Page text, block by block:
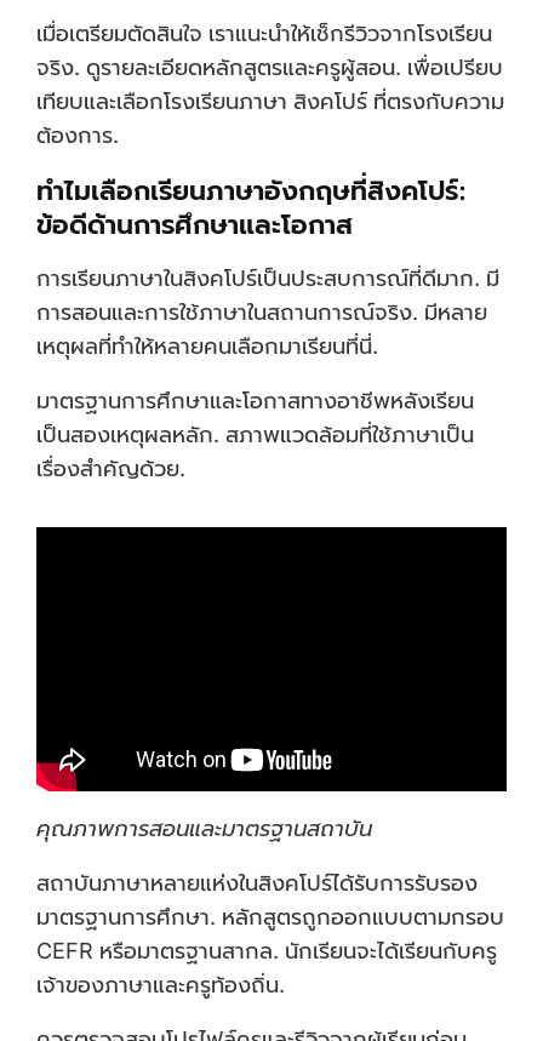
เมื่อเตรียมตัดสินใจ เราแนะนำให้เช็กรีวิวจากโรงเรียน
จริง. ดูรายละเอียดหลักสูตรและครูผู้สอน. เพื่อเปรียบ
เทียบและเลือกโรงเรียนภาษา สิงคโปร์ ที่ตรงกับความ
ต้องการ.
ทำไมเลือกเรียนภาษาอังกฤษที่สิงคโปร์:
ข้อดีด้านการศึกษาและโอกาส
การเรียนภาษาในสิงคโปร์เป็นประสบการณ์ที่ดีมาก. มี
การสอนและการใช้ภาษาในสถานการณ์จริง. มีหลาย
เหตุผลที่ทำให้หลายคนเลือกมาเรียนที่นี่.
มาตรฐานการศึกษาและโอกาสทางอาชีพหลังเรียน
เป็นสองเหตุผลหลัก. สภาพแวดล้อมที่ใช้ภาษาเป็น
เรื่องสำคัญด้วย.
คุณภาพการสอนและมาตรฐานสถาบัน
สถาบันภาษาหลายแห่งในสิงคโปร์ได้รับการรับรอง
มาตรฐานการศึกษา. หลักสูตรถูกออกแบบตามกรอบ
CEFR หรือมาตรฐานสากล. นักเรียนจะได้เรียนกับครู
เจ้าของภาษาและครูท้องถิ่น.